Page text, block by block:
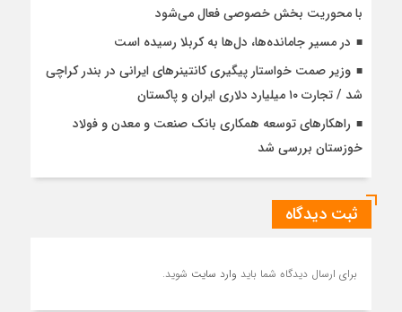
با محوریت بخش خصوصی فعال می‌شود
در مسیر جا‌مانده‌ها، دل‌ها به کربلا رسیده است
وزیر صمت خواستار پیگیری کانتینرهای ایرانی در بندر کراچی
شد / تجارت ۱۰ میلیارد دلاری ایران و پاکستان
راهکارهای توسعه همکاری بانک صنعت و معدن و فولاد
خوزستان بررسی شد
ثبت دیدگاه
برای ارسال دیدگاه شما باید وارد سایت شوید.